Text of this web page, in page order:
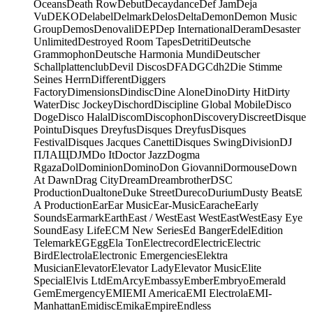
OceansDeath RowDebutDecaydanceDef JamDeja
VuDEKODelabelDelmarkDelosDeltaDemonDemon Music
GroupDemosDenovaliDEPDep InternationalDeramDesaster
UnlimitedDestroyed Room TapesDetritiDeutsche
GrammophonDeutsche Harmonia MundiDeutscher
SchallplattenclubDevil DiscosDFADGCdh2Die Stimme
Seines HerrnDifferentDiggers
FactoryDimensionsDindiscDine AloneDinoDirty HitDirty
WaterDisc JockeyDischordDiscipline Global MobileDisco
DogeDisco HalalDiscomDiscophonDiscoveryDiscreetDisque
PointuDisques DreyfusDisques DreyfusDisques
FestivalDisques Jacques CanettiDisques SwingDivisionDJ
ПЛАЩDJMDo ItDoctor JazzDogma
RgazaDolDominionDominoDon GiovanniDormouseDown
At DawnDrag CityDreamDreambrotherDSC
ProductionDualtoneDuke StreetDurecoDuriumDusty BeatsE
A ProductionEarEar MusicEar-MusicEaracheEarly
SoundsEarmarkEarthEast / WestEast WestEastWestEasy Eye
SoundEasy LifeECM New SeriesEd BangerEdelEdition
TelemarkEGEggEla TonElectrecordElectricElectric
BirdElectrolaElectronic EmergenciesElektra
MusicianElevatorElevator LadyElevator MusicElite
SpecialElvis LtdEmArcyEmbassyEmberEmbryoEmerald
GemEmergencyEMIEMI AmericaEMI ElectrolaEMI-
ManhattanEmidiscEmikaEmpireEndless